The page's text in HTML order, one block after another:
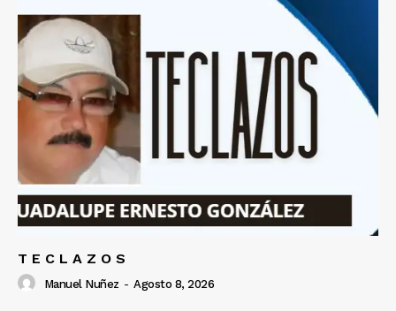
T E C L A Z O S
Manuel Nuñez - Agosto 8, 2026